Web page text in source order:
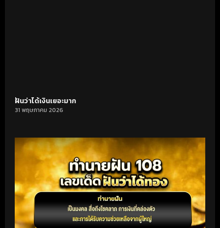
ฝันว่าได้เงินเยอะมาก
31 พฤษภาคม 2026